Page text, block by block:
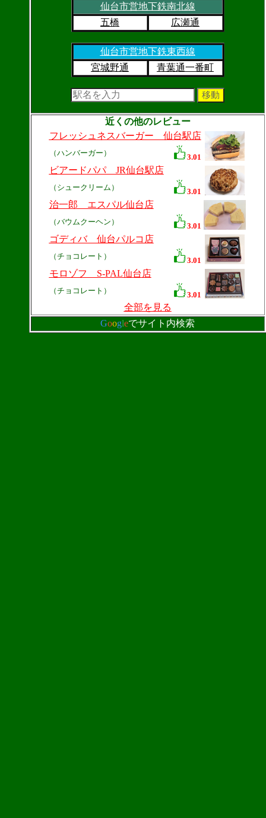
仙台市営地下鉄南北線
五橋
広瀬通
仙台市営地下鉄東西線
宮城野通
青葉通一番町
近くの他のレビュー
フレッシュネスバーガー 仙台駅店
（ハンバーガー） 3.01
ビアードパパ JR仙台駅店
（シュークリーム） 3.01
治一郎 エスパル仙台店
（バウムクーヘン） 3.01
ゴディバ 仙台パルコ店
（チョコレート） 3.01
モロゾフ S-PAL仙台店
（チョコレート） 3.01
全部を見る
Googleでサイト内検索